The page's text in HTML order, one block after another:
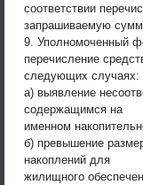
соответствии
запрашиваемую
9. Уполномоченный
перечисление
следующих случаях:
а) выявление
содержащимся на
именном
б) превышение
накоплений для
жилищного